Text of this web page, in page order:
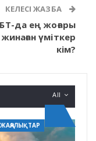
КЕЛЕСІ ЖАЗБА
да ең жоғары
үміткер
кім?
All